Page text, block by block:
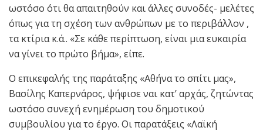
ωστόσο ότι θα απαιτηθούν και άλλες συνοδές- μελέτες
όπως για τη σχέση των ανθρώπων με το περιβάλλον ,
τα κτίρια κ.ά.. «Σε κάθε περίπτωση, είναι μια ευκαιρία
να γίνει το πρώτο βήμα», είπε.
Ο επικεφαλής της παράταξης «Αθήνα το σπίτι μας»,
Βασίλης Καπερνάρος, ψήφισε ναι κατ’ αρχάς, ζητώντας
ωστόσο συνεχή ενημέρωση του δημοτικού
συμβουλίου για το έργο. Οι παρατάξεις «Λαϊκή